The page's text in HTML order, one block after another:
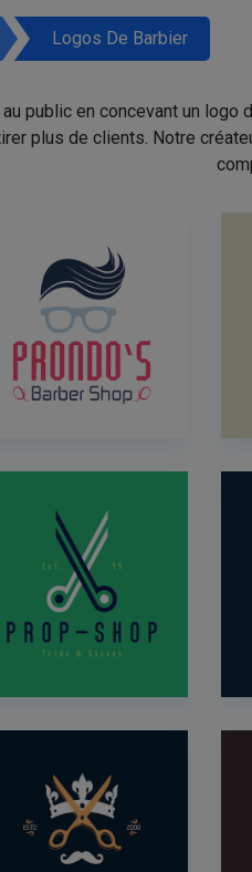
Logos De Barbier
public en concevant un
plus de clients. Notre